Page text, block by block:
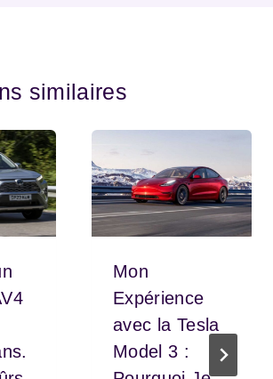
similaires
Mon
Expérience
avec la Tesla
Model 3 :